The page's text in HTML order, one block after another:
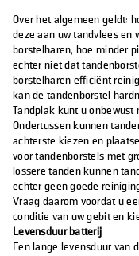
Over het algemeen geldt:
deze aan uw tandvlees en
borstelharen, hoe minder
echter niet dat
borstelharen efficiënt
kan de tandenborstel
Tandplak kunt u onbewust
Ondertussen kunnen
achterste kiezen en
voor tandenborstels met
lossere tanden kunnen
echter geen goede
Vraag daarom voordat u
conditie van uw gebit en
Levensduur batterij
Een lange levensduur van